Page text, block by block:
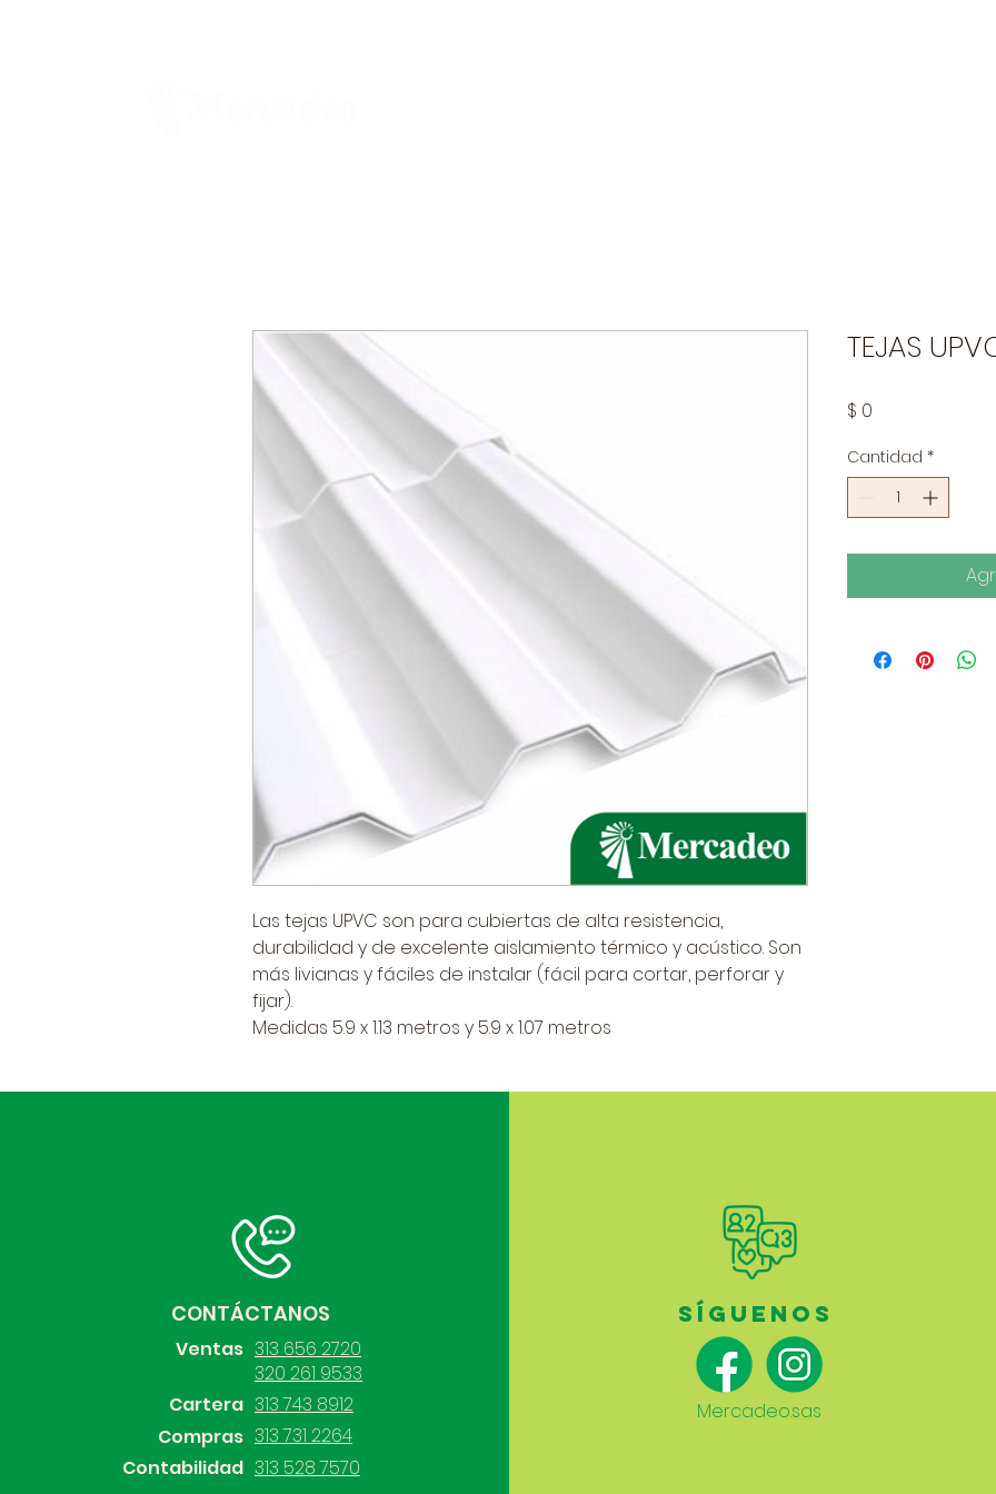
Las tejas UPVC son para cubiertas de alta resistencia,
durabilidad y de excelente aislamiento térmico y acústico. Son
más livianas y fáciles de instalar (fácil para cortar, perforar y
fijar).
Medidas 5.9 x 1.13 metros y 5.9 x 1.07 metros
TEJAS
$ 0
Cantidad *
CONTÁCTANOS
Ventas 313 656 2720
320 261 9533
Cartera
Compras
Contabilidad
313 743 8912
313 731 2264
313 528 7570
SÍGUENOS
Mercadeo.sas